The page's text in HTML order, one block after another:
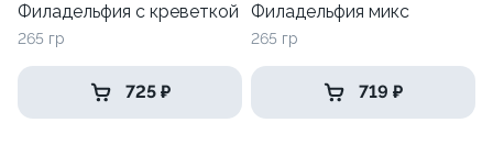
Филадельфия с креветкой
265 гр
725 ₽
Филадельфия микс
265 гр
719 ₽